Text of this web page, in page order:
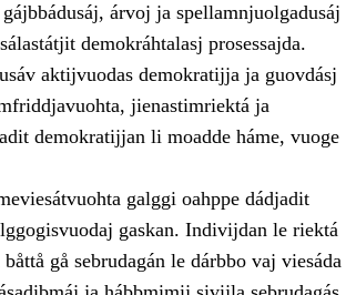
árvoj ja spellamnjuolgadusáj
demokráhtalasj prosessajda.
aktijvuodas demokratijja ja guovdásj
jienastimriektá ja
demokratijjan li moadde háme, vuoge
galggi oahppe dádjadit
gaskan. Indivijdan le riektá
gå sebrudagán le dárbbo vaj viesáda